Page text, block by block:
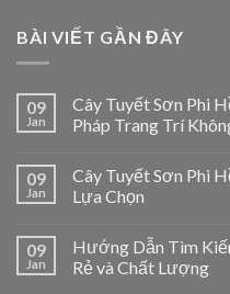
BÀI VIẾT GẦN ĐÂY
09
Jan
Cây Tuyết Sơn Phi
Pháp Trang Trí
09
Jan
Cây Tuyết Sơn Phi
Lựa Chọn
09
Jan
Hướng Dẫn Tìm
Rẻ và Chất Lượng